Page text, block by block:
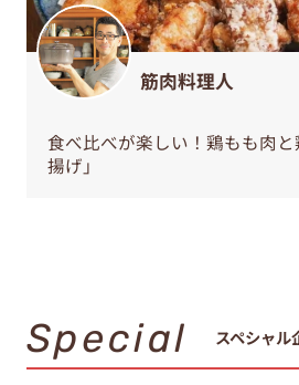
筋肉料理人
食べ比べが楽しい！鶏もも肉
揚げ」
Special スペシャル